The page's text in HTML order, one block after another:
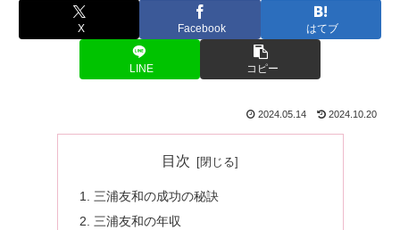
X Facebook はてブ
LINE コピー
2024.05.14 2024.10.20
目次
三浦友和の成功の秘訣
三浦友和の年収